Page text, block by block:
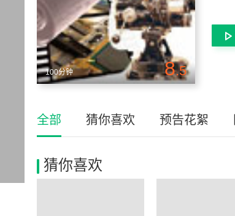
100分钟 8.5
全部 猜你喜欢 预告花絮
猜你喜欢